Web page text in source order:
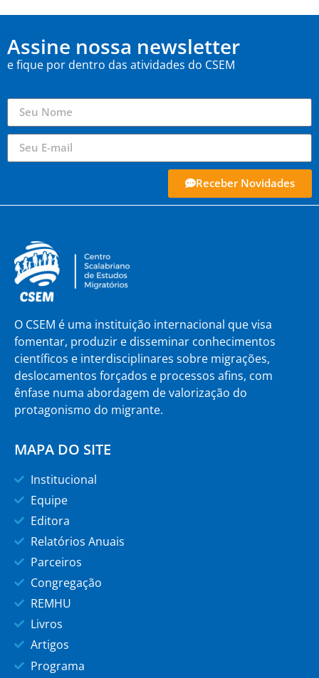
Assine nossa newsletter
e fique por dentro das atividades do CSEM
Receber Novidades
O CSEM é uma instituição internacional que visa
fomentar, produzir e disseminar conhecimentos
científicos e interdisciplinares sobre migrações,
deslocamentos forçados e processos afins, com
ênfase numa abordagem de valorização do
protagonismo do migrante.
MAPA DO SITE
Institucional
Equipe
Editora
Relatórios Anuais
Parceiros
Congregação
REMHU
Livros
Artigos
Programa